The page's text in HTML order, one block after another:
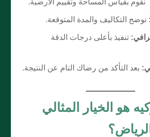
نوضح التكاليف والمدة المتوقعة.
تنفيذ بأعلى درجات الدقة
بعد التأكد من رضاك التام عن النتيجة.
هو الخيار المثالي